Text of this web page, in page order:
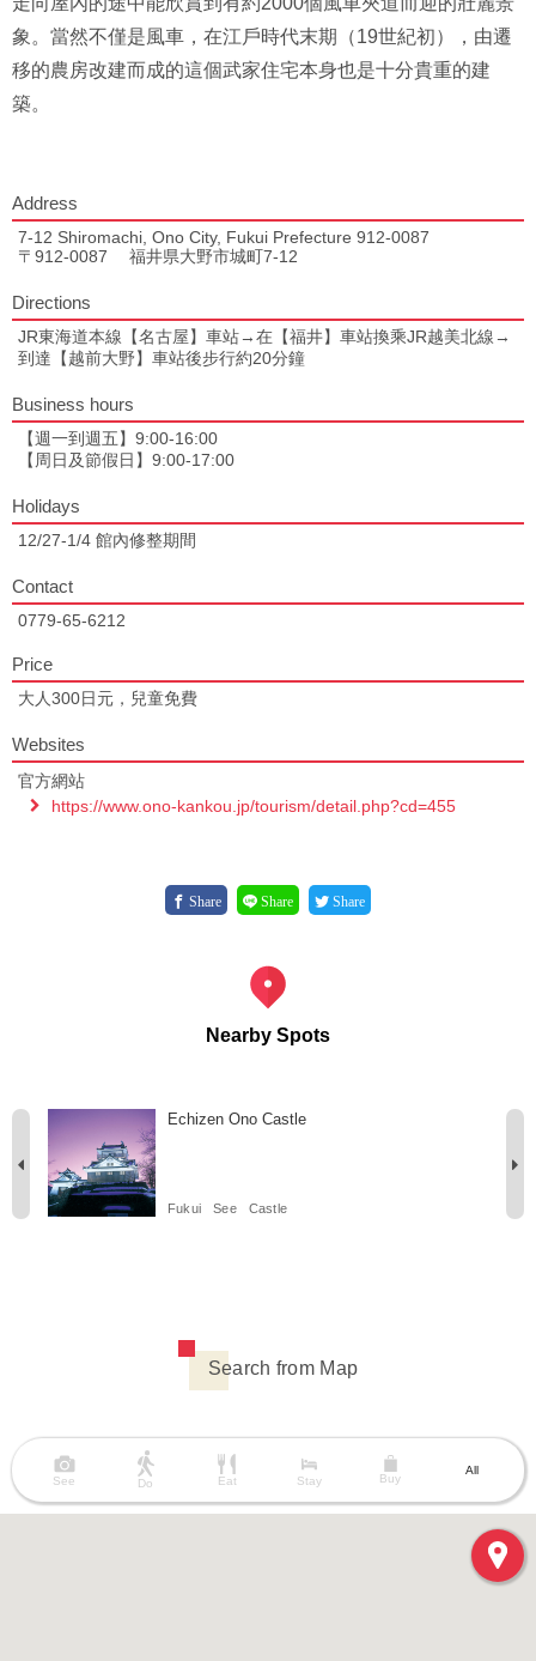
象。當然不僅是風車，在江戶時代末期（19世紀初），由遷
移的農房改建而成的這個武家住宅本身也是十分貴重的建
築。
Address
7-12 Shiromachi, Ono City, Fukui Prefecture 912-0087
〒912-0087 福井県大野市城町7-12
Directions
JR東海道本線【名古屋】車站→在【福井】車站換乘JR越美北線→
到達【越前大野】車站後步行約20分鐘
Business hours
【週一到週五】9:00-16:00
【周日及節假日】9:00-17:00
Holidays
12/27-1/4 館內修整期間
Contact
0779-65-6212
Price
大人300日元，兒童免費
Websites
官方網站
https://www.ono-kankou.jp/tourism/detail.php?cd=455
Share Share Share
Nearby Spots
Echizen Ono Castle
Fukui See Castle
Search from Map
See Do Eat Stay Buy
All